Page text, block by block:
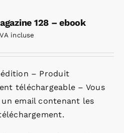
128 – ebook
incluse
– Produit
téléchargeable – Vous
un email contenant les